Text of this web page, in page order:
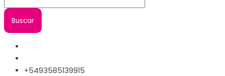
+5493585139915